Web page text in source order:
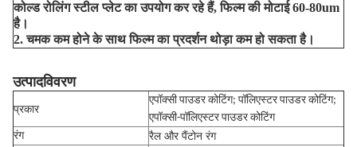
कोल्ड रोलिंग स्टील प्लेट का उपयोग कर रहे हैं, फिल्म की मोटाई 60-80um
है।
2. चमक कम होने के साथ फिल्म का प्रदर्शन थोड़ा कम हो सकता है।
उत्पादविवरण
प्रकार
एपॉक्सी पाउडर कोटिंग; पॉलिएस्टर पाउडर कोटिंग;
एपॉक्सी-पॉलिएस्टर पाउडर कोटिंग
रंग
रैल और पैंटोन रंग